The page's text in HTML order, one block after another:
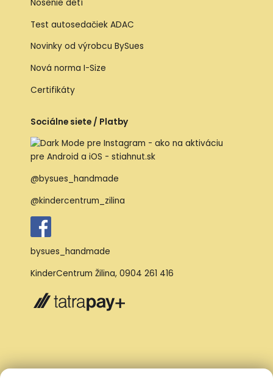
Nosenie detí
Test autosedačiek ADAC
Novinky od výrobcu BySues
Nová norma I-Size
Certifikáty
Sociálne siete / Platby
@bysues_handmade
@kindercentrum_zilina
bysues_handmade
KinderCentrum Žilina, 0904 261 416